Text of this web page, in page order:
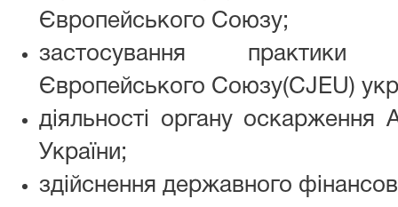
Європейського Союзу;
застосування практики
Європейського Союзу(CJEU)
діяльності органу оскарження
України;
здійснення державного